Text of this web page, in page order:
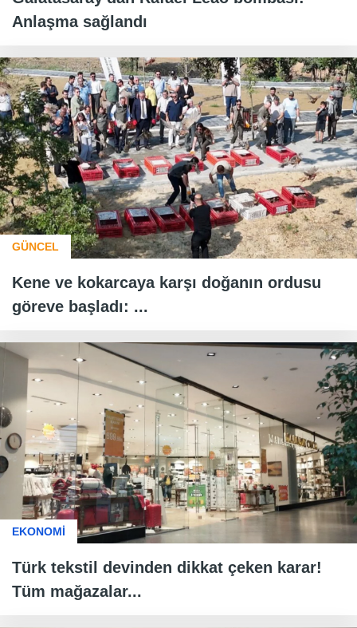
Anlaşma sağlandı
GÜNCEL
Kene ve kokarcaya karşı doğanın ordusu
göreve başladı: ...
EKONOMİ
Türk tekstil devinden dikkat çeken karar!
Tüm mağazalar...